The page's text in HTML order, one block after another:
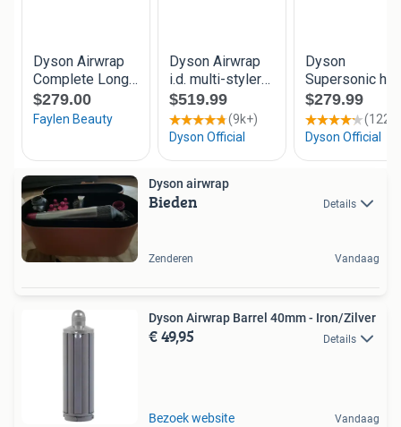
Dyson airwrap
Bieden Details
Zenderen Vandaag
Dyson Airwrap Barrel 40mm - Iron/Zilver
€ 49,95 Details
Bezoek website Vandaag